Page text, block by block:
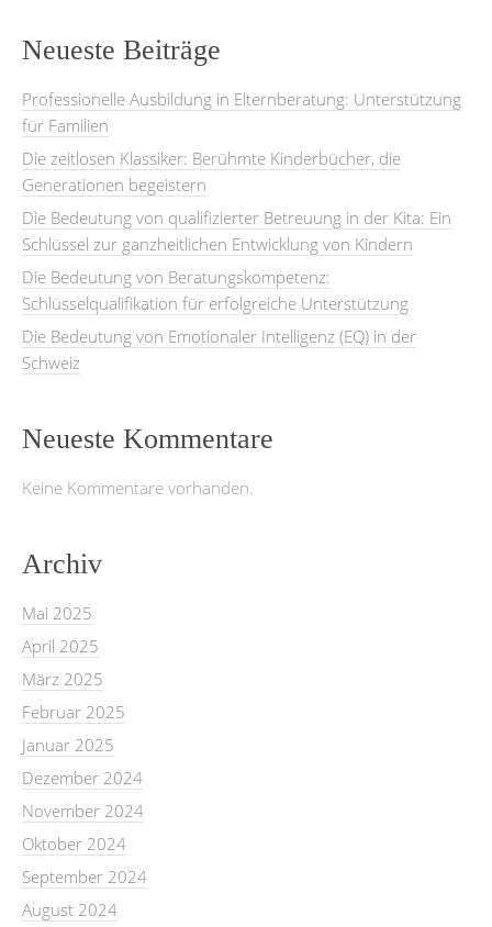
Neueste Beiträge
Professionelle Ausbildung in Elternberatung: Unterstützung
für Familien
Die zeitlosen Klassiker: Berühmte Kinderbücher, die
Generationen begeistern
Die Bedeutung von qualifizierter Betreuung in der Kita: Ein
Schlüssel zur ganzheitlichen Entwicklung von Kindern
Die Bedeutung von Beratungskompetenz:
Schlüsselqualifikation für erfolgreiche Unterstützung
Die Bedeutung von Emotionaler Intelligenz (EQ) in der
Schweiz
Neueste Kommentare
Keine Kommentare vorhanden.
Archiv
Mai 2025
April 2025
März 2025
Februar 2025
Januar 2025
Dezember 2024
November 2024
Oktober 2024
September 2024
August 2024